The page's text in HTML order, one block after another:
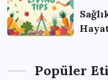
Popüler